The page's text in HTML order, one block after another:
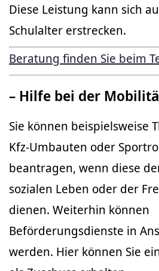
Diese Leistung kann sich
Schulalter erstrecken.
Beratung finden Sie beim
– Hilfe bei der
Sie können beispielsweise
Kfz-Umbauten oder
beantragen, wenn diese
sozialen Leben oder der
dienen. Weiterhin können
Beförderungsdienste in
werden. Hier können Sie